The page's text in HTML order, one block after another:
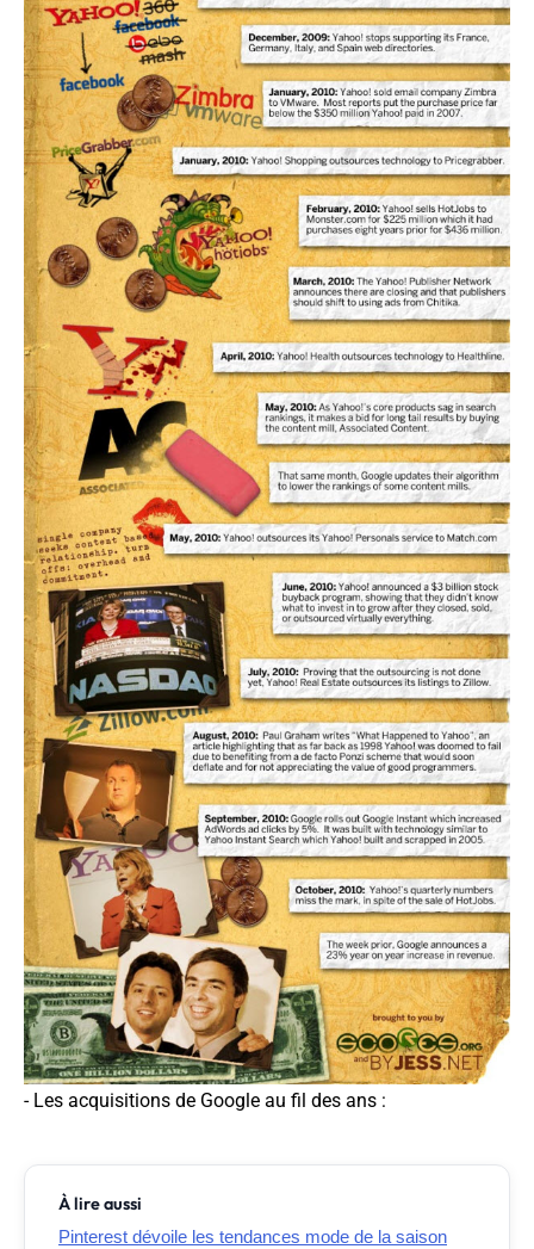
- Les acquisitions de Google au fil des ans :
À lire aussi
Pinterest dévoile les tendances mode de la saison